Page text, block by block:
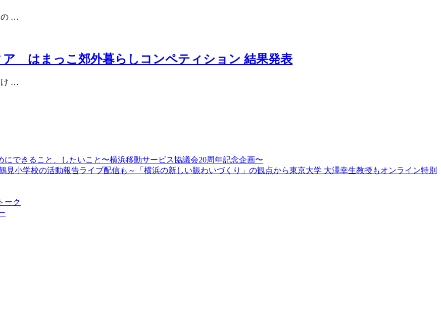
の …
はまっこ郊外暮らしコンペティション 結果発表
け …
にできること、したいこと〜横浜移動サービス協議会20周年記念企画〜
見小学校の活動報告ライブ配信も～「横浜の新しい賑わいづくり」の観点から東京大学 大澤幸生教授もオンライン特別
ーク